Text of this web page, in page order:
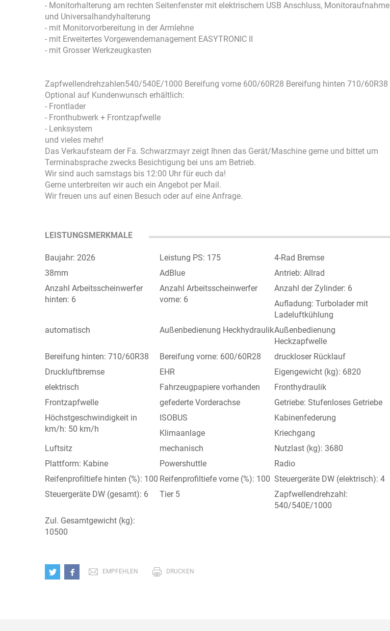
- Monitorhalterung am rechten Seitenfenster mit elektrischem USB Anschluss, Monitoraufnahme
und Universalhandyhalterung
- mit Monitorvorbereitung in der Armlehne
- mit Erweitertes Vorgewendemanagement EASYTRONIC II
- mit Grosser Werkzeugkasten
Zapfwellendrehzahlen540/540E/1000 Bereifung vorne 600/60R28 Bereifung hinten 710/60R38
Optional auf Kundenwunsch erhältlich:
- Frontlader
- Fronthubwerk + Frontzapfwelle
- Lenksystem
und vieles mehr!
Das Verkaufsteam der Fa. Schwarzmayr zeigt Ihnen das Gerät/Maschine gerne und bittet um
Terminabsprache zwecks Besichtigung bei uns am Betrieb.
Wir sind auch samstags bis 12:00 Uhr für euch da!
Gerne unterbreiten wir auch ein Angebot per Mail.
Wir freuen uns auf einen Besuch oder auf eine Anfrage.
LEISTUNGSMERKMALE
Baujahr: 2026 Leistung PS: 175
4-Rad Bremse
38mm
AdBlue
Antrieb: Allrad
Anzahl Arbeitsscheinwerfer
hinten: 6
Anzahl Arbeitsscheinwerfer
vorne: 6
Anzahl der Zylinder: 6
Aufladung: Turbolader mit
Ladeluftkühlung
automatisch
Außenbedienung HeckhydraulikAußenbedienung
Heckzapfwelle
Bereifung hinten: 710/60R38
Bereifung vorne: 600/60R28
druckloser Rücklauf
Druckluftbremse
EHR
Eigengewicht (kg): 6820
elektrisch
Fahrzeugpapiere vorhanden
Fronthydraulik
Frontzapfwelle
gefederte Vorderachse
Getriebe: Stufenloses Getriebe
Höchstgeschwindigkeit in
km/h: 50 km/h
ISOBUS
Kabinenfederung
Klimaanlage
Kriechgang
Luftsitz
mechanisch
Nutzlast (kg): 3680
Plattform: Kabine
Powershuttle
Radio
Reifenprofiltiefe hinten (%): 100 Reifenprofiltiefe vorne (%): 100 Steuergeräte DW (elektrisch): 4
Steuergeräte DW (gesamt): 6
Tier 5
Zapfwellendrehzahl:
540/540E/1000
Zul. Gesamtgewicht (kg):
10500
EMPFEHLEN DRUCKEN